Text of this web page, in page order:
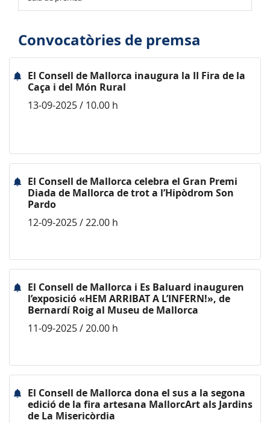
Convocatòries de premsa
El Consell de Mallorca inaugura la II Fira de la
Caça i del Món Rural
13-09-2025 / 10.00 h
El Consell de Mallorca celebra el Gran Premi
Diada de Mallorca de trot a l’Hipòdrom Son
Pardo
12-09-2025 / 22.00 h
El Consell de Mallorca i Es Baluard inauguren
l’exposició «HEM ARRIBAT A L’INFERN!», de
Bernardí Roig al Museu de Mallorca
11-09-2025 / 20.00 h
El Consell de Mallorca dona el sus a la segona
edició de la fira artesana MallorcArt als Jardins
de La Misericòrdia